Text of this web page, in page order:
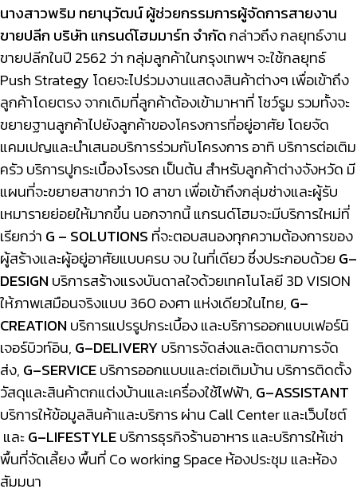
นางสาวพริม ทยานุวัฒน์ ผู้ช่วยกรรมการผู้จัดการสายงาน
ขายปลีก บริษัท แกรนด์โฮมมาร์ท จำกัดกล่าวถึง กลยุทธ์งาน
ขายปลีกในปี 2562 ว่า กลุ่มลูกค้าในกรุงเทพฯ จะใช้กลยุทธ์
Push Strategy โดยจะไปร่วมงานแสดงสินค้าต่างๆ เพื่อเข้าถึง
ลูกค้าโดยตรง จากเดิมที่ลูกค้าต้องเข้ามาหาที่โชว์รูม รวมทั้งจะ
ขยายฐานลูกค้าไปยังลูกค้าของโครงการที่อยู่อาศัย โดยจัด
แคมเปญและนำเสนอบริการร่วมกับโครงการ อาทิ บริการต่อเติม
ครัว บริการปูกระเบื้องโรงรถ เป็นต้น สำหรับลูกค้าต่างจังหวัด มี
แผนที่จะขยายสาขากว่า 10 สาขา เพื่อเข้าถึงกลุ่มช่างและผู้รับ
เหมารายย่อยให้มากขึ้น นอกจากนี้ แกรนด์โฮมจะมีบริการใหม่ที่
เรียกว่า G – SOLUTIONS ที่จะตอบสนองทุกความต้องการของ
ผู้สร้างและผู้อยู่อาศัยแบบครบ จบ ในที่เดียว ซึ่งประกอบด้วย G–
DESIGN บริการสร้างแรงบันดาลใจด้วยเทคโนโลยี 3D VISION
ให้ภาพเสมือนจริงแบบ 360 องศา แห่งเดียวในไทย, G–
CREATION บริการแปรรูปกระเบื้อง และบริการออกแบบเฟอร์นิ
เจอร์บิวท์อิน, G–DELIVERYบริการจัดส่งและติดตามการจัด
ส่ง, G–SERVICEบริการออกแบบและต่อเติมบ้าน บริการติดตั้ง
วัสดุและสินค้าตกแต่งบ้านและเครื่องใช้ไฟฟ้า, G–ASSISTANT
บริการให้ข้อมูลสินค้าและบริการ ผ่าน Call Center และเว็บไซต์
และG–LIFESTYLEบริการธุรกิจร้านอาหาร และบริการให้เช่า
พื้นที่จัดเลี้ยง พื้นที่ Co working Space ห้องประชุม และห้อง
สัมมนา